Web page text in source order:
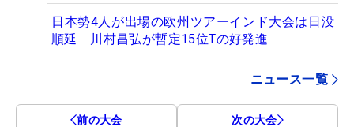
日本勢4人が出場の欧州ツアーインド大会は日没
順延 川村昌弘が暫定15位Tの好発進
ニュース一覧
前の大会 次の大会